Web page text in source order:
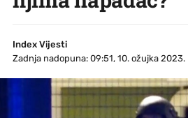
Index Vijesti
Zadnja nadopuna: 09:51, 10. ožujka 2023.